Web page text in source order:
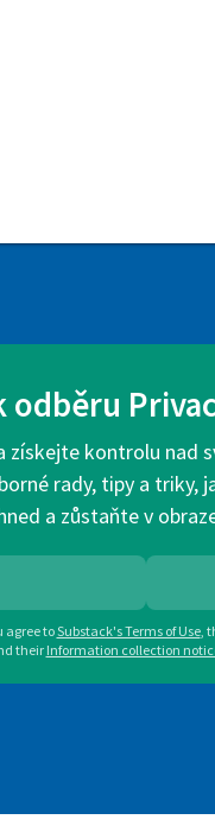
odběru
kontrolu nad
rady, tipy a triky,
a zůstaňte v
agree toSubstack's Terms of Use,
their Information collection